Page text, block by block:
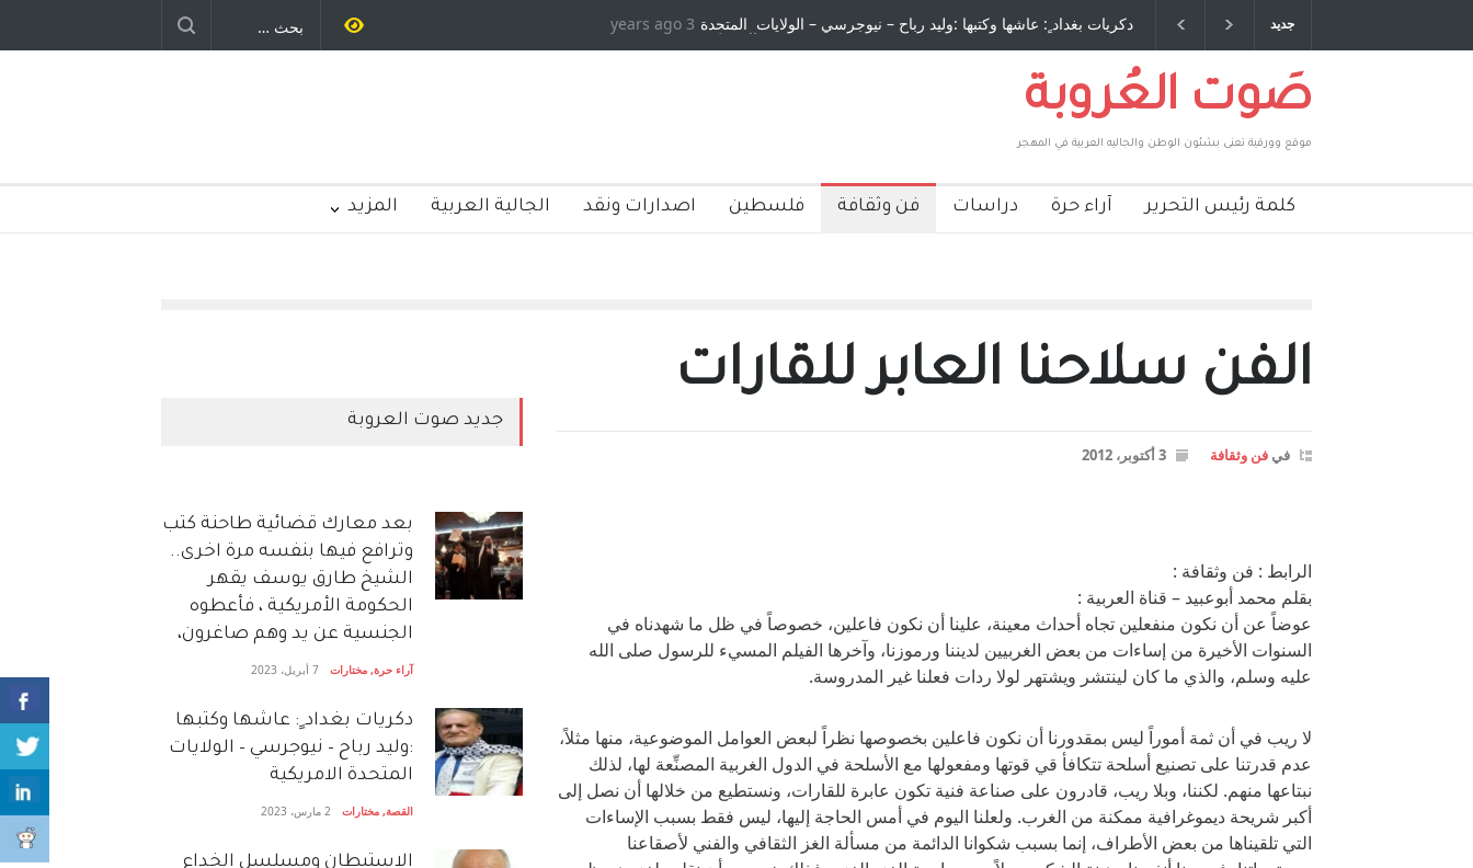
جديد دكريات بغداد ٍ: عاشها وكتبها :وليد رباح – نيوجرسي – الولايات المتحدة
الامريكية
طاحنة كتب وترافع فيها بنفسه مرة اخرى.. الشيخ
صاغرون،
3 years ago
صَوت العُروبة
موقع وورقية تعنى بشئون الوطن والجاليه العربية في المهجر
كلمة رئيس التحرير آراء حرة دراسات فن وثقافة فلسطين اصدارات ونقد الجالية العربية المزيد
الفن سلاحنا العابر للقارات
في فن وثقافة 3 أكتوبر، 2012
الرابط : فن وثقافة :
بقلم محمد أبوعبيد – قناة العربية :
عوضاً عن أن نكون منفعلين تجاه أحداث معينة، علينا أن نكون فاعلين، خصوصاً في ظل ما شهدناه في
السنوات الأخيرة من إساءات من بعض الغربيين لديننا ورموزنا، وآخرها الفيلم المسيء للرسول صلى الله
عليه وسلم، والذي ما كان لينتشر ويشتهر لولا ردات فعلنا غير المدروسة.
لا ريب في أن ثمة أموراً ليس بمقدورنا أن نكون فاعلين بخصوصها نظراً لبعض العوامل الموضوعية، منها مثلاً،
عدم قدرتنا على تصنيع أسلحة تتكافأ قي قوتها ومفعولها مع الأسلحة في الدول الغربية المصنِّعة لها، لذلك
نبتاعها منهم. لكننا، وبلا ريب، قادرون على صناعة فنية تكون عابرة للقارات، ونستطيع من خلالها أن نصل إلى
أكبر شريحة ديموغرافية ممكنة من الغرب. ولعلنا اليوم في أمس الحاجة إليها، ليس فقط بسبب الإساءات
التي تلقيناها من بعض الأطراف، إنما بسبب شكوانا الدائمة من مسألة الغز الثقافي والفني لأصقاعنا
جديد صوت العروبة
بعد معارك قضائية طاحنة كتب
وترافع فيها بنفسه مرة اخرى..
الشيخ طارق يوسف يقهر
الحكومة الأمريكية ، فأعطوه
الجنسية عن يد وهم صاغرون،
آراء حرة, مختارات 7 أبريل، 2023
دكريات بغداد ٍ: عاشها وكتبها
:وليد رباح – نيوجرسي – الولايات
المتحدة الامريكية
القصة, مختارات 2 مارس، 2023
الاستيطان ومسلسل الخداع